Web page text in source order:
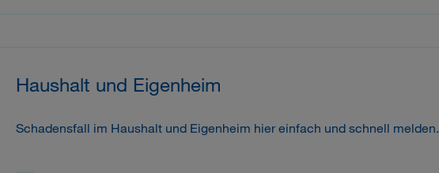
Haushalt und Eigenheim
Schadensfall im Haushalt und Eigenheim hier einfach und schnell melden.